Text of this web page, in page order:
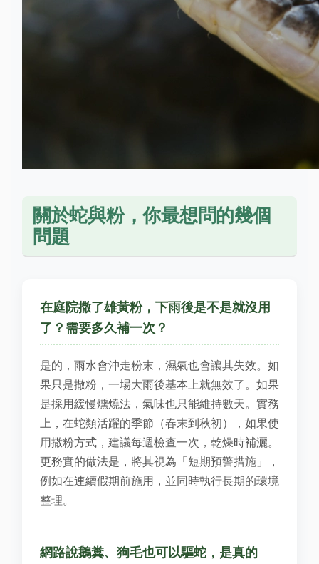
關於蛇與粉，你最想問的幾個
問題
在庭院撒了雄黃粉，下雨後是不是就沒用
了？需要多久補一次？
是的，雨水會沖走粉末，濕氣也會讓其失效。如
果只是撒粉，一場大雨後基本上就無效了。如果
是採用緩慢燻燒法，氣味也只能維持數天。實務
上，在蛇類活躍的季節（春末到秋初），如果使
用撒粉方式，建議每週檢查一次，乾燥時補灑。
更務實的做法是，將其視為「短期預警措施」，
例如在連續假期前施用，並同時執行長期的環境
整理。
網路說鵝糞、狗毛也可以驅蛇，是真的